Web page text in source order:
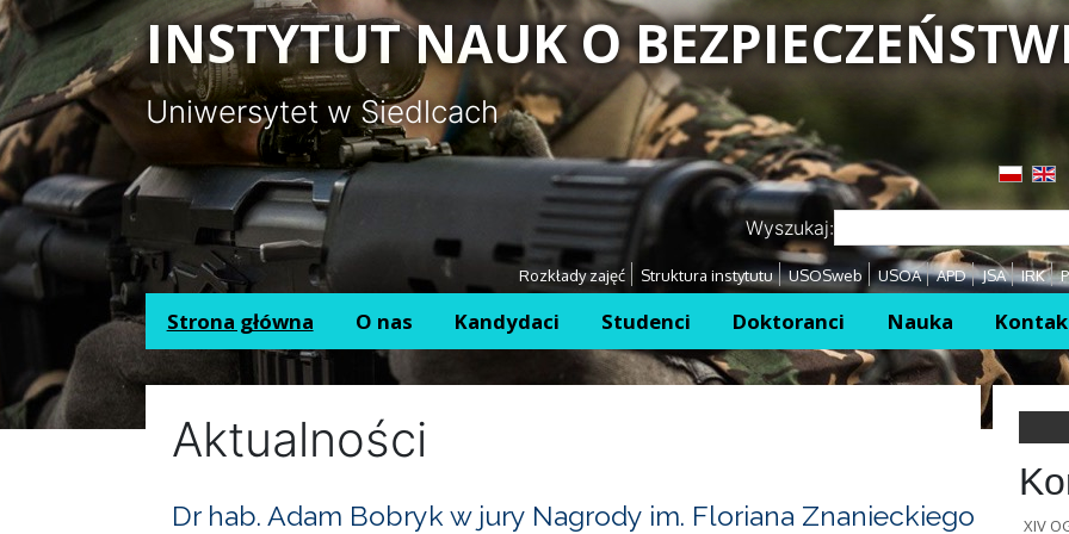
Panel zarządzania plikami cookies
INSTYTUT NAUK O
Uniwersytet w Siedlcach
Przejdź
Przejdź
Wyszukaj:
Rozkłady zajęć Struktura instytutu USOSweb USOA APD JSA IRK
Strona główna O nas Kandydaci Studenci Doktoranci Nauka
Aktualności
Dr hab. Adam Bobryk w jury Nagrody im. Floriana Znanieckiego XIV